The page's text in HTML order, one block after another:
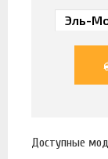
Доступные